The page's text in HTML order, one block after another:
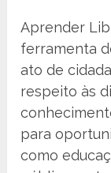
Aprender
ferramenta
ato de
respeito às
para
como